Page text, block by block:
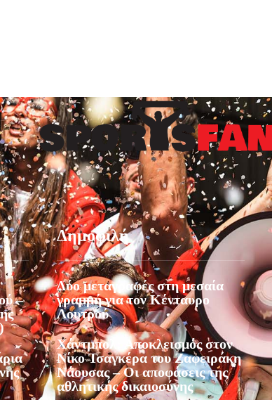
–
Δημοφιλή
Δύο μεταγραφές στη μεσαία
γραμμή για τον Κένταυρο
Λουτρού
Χάντμπολ: Αποκλεισμός στον
Νίκο Τσαγκέρα του Ζαφειράκη
Νάουσας – Οι αποφάσεις της
αθλητικής δικαιοσύνης